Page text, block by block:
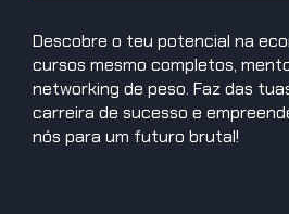
Descobre o teu potencial na
cursos mesmo completos,
networking de peso. Faz das
carreira de sucesso e
nós para um futuro brutal!